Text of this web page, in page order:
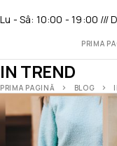
Lu - Sâ: 10:00 - 19:00 ///
PRIMA
IN TREND
PRIMA PAGINĂ BLOG